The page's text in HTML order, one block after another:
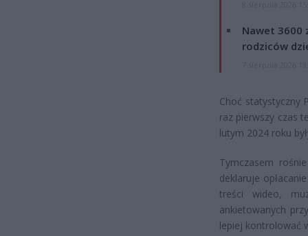
Nawet 3600
rodziców
Choć statystyczny
raz pierwszy czas
lutym 2024 roku
Tymczasem
deklaruje
treści wideo,
ankietowanych
lepiej kontrolować